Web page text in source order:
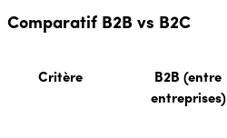
Comparatif B2B vs B2C
Critère
B2B (entre
entreprises)